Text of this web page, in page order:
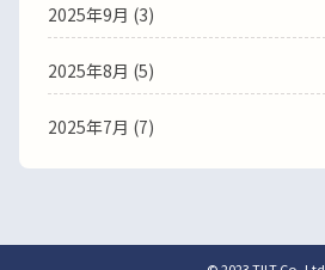
2025年9月 (3)
2025年8月 (5)
2025年7月 (7)